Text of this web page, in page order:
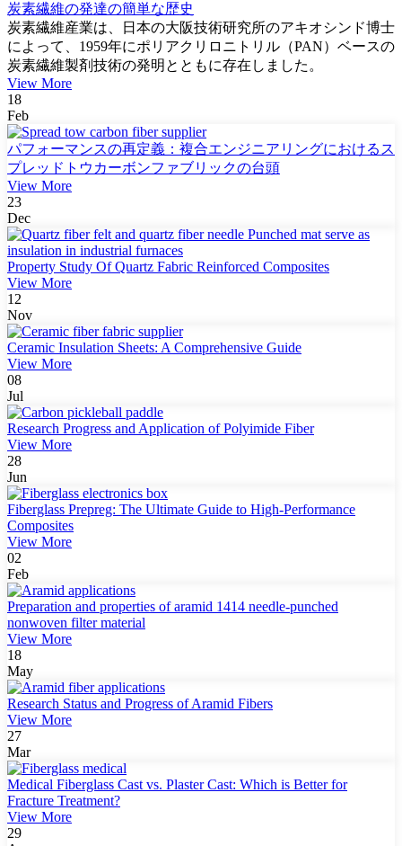
炭素繊維の発達の簡単な歴史
炭素繊維産業は、日本の大阪技術研究所のアキオシンド博士
によって、1959年にポリアクリロニトリル（PAN）ベースの
炭素繊維製剤技術の発明とともに存在しました。
View More
18
Feb
パフォーマンスの再定義：複合エンジニアリングにおけるス
プレッドトウカーボンファブリックの台頭
View More
23
Dec
Property Study Of Quartz Fabric Reinforced Composites
View More
12
Nov
Ceramic Insulation Sheets: A Comprehensive Guide
View More
08
Jul
Research Progress and Application of Polyimide Fiber
View More
28
Jun
Fiberglass Prepreg: The Ultimate Guide to High-Performance
Composites
View More
02
Feb
Preparation and properties of aramid 1414 needle-punched
nonwoven filter material
View More
18
May
Research Status and Progress of Aramid Fibers
View More
27
Mar
Medical Fiberglass Cast vs. Plaster Cast: Which is Better for
Fracture Treatment?
View More
29